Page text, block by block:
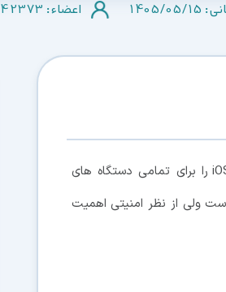
:
1405/05/15 اعضاء :342373
، اپل امروز خبر داد که آپدیت نسخه 13.5.1 سیستم عامل iOS را برای تمامی دستگاه های
ولی از نظر امنیتی اهمیت